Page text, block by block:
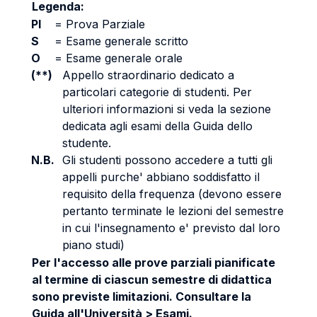
Legenda:
PI
= Prova Parziale
S
= Esame generale scritto
O
= Esame generale orale
(**)
Appello straordinario dedicato a
particolari categorie di studenti. Per
ulteriori informazioni si veda la sezione
dedicata agli esami della Guida dello
studente.
N.B. Gli studenti possono accedere a tutti gli
appelli purche' abbiano soddisfatto il
requisito della frequenza (devono essere
pertanto terminate le lezioni del semestre
in cui l'insegnamento e' previsto dal loro
piano studi)
Per l'accesso alle prove parziali pianificate
al termine di ciascun semestre di didattica
sono previste limitazioni. Consultare la
Guida all'Università > Esami.